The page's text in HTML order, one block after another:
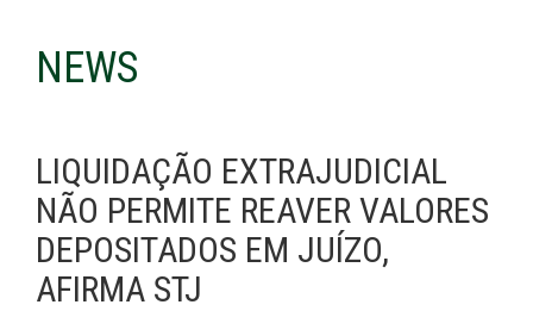
NEWS
LIQUIDAÇÃO EXTRAJUDICIAL
NÃO PERMITE REAVER VALORES
DEPOSITADOS EM JUÍZO,
AFIRMA STJ